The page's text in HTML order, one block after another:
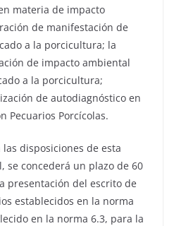
materia de impacto
de manifestación de
a la porcicultura; la
de impacto ambiental
a la porcicultura;
de autodiagnóstico en
Pecuarios Porcícolas.
disposiciones de esta
se concederá un plazo de 60
presentación del escrito de
establecidos en la norma
en la norma 6.3, para la